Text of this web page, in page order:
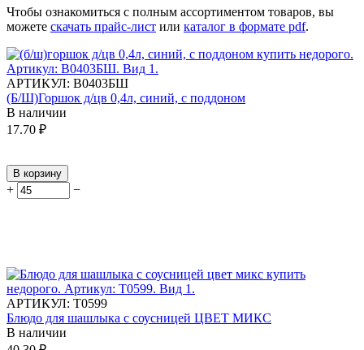
Чтобы ознакомиться с полным ассортиментом товаров, вы
можете скачать прайс-лист или каталог в формате pdf.
АРТИКУЛ: В0403БШ
(Б/Ш)Горшок д/цв 0,4л, синий, с поддоном
В наличии
17.70 ₽
В корзину
+ −
АРТИКУЛ: Т0599
Блюдо для шашлыка с соусницей ЦВЕТ МИКС
В наличии